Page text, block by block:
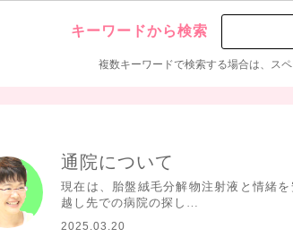
キーワードから検索
複数キーワードで検索する場合は、ス
通院について
現在は、胎盤絨毛分解物注射液と情緒
越し先での病院の探し…
2025.03.20